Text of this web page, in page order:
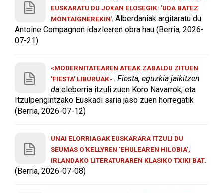
EUSKARATU DU JOXAN ELOSEGIK: 'UDA BATEZ
MONTAIGNEREKIN'. Alberdaniak argitaratu du
Antoine Compagnon idazlearen obra hau (Berria, 2026-
07-21)
«MODERNITATEAREN ATEAK ZABALDU ZITUEN
'FIESTA' LIBURUAK» . Fiesta, eguzkia jaikitzen
da eleberria itzuli zuen Koro Navarrok, eta
Itzulpengintzako Euskadi saria jaso zuen horregatik
(Berria, 2026-07-12)
UNAI ELORRIAGAK EUSKARARA ITZULI DU
SEUMAS O'KELLYREN 'EHULEAREN HILOBIA',
IRLANDAKO LITERATURAREN KLASIKO TXIKI BAT.
(Berria, 2026-07-08)